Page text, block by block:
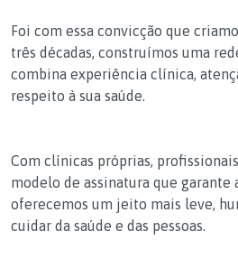
Foi com essa convicção que
três décadas, construímos uma
combina experiência clínica,
respeito à sua saúde.
Com clínicas próprias,
modelo de assinatura que garante
oferecemos um jeito mais leve,
cuidar da saúde e das pessoas.